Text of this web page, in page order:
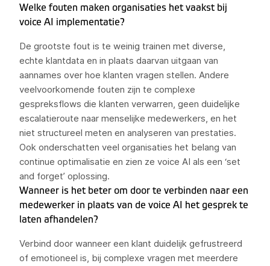
Welke fouten maken organisaties het vaakst bij
voice AI implementatie?
De grootste fout is te weinig trainen met diverse,
echte klantdata en in plaats daarvan uitgaan van
aannames over hoe klanten vragen stellen. Andere
veelvoorkomende fouten zijn te complexe
gespreksflows die klanten verwarren, geen duidelijke
escalatieroute naar menselijke medewerkers, en het
niet structureel meten en analyseren van prestaties.
Ook onderschatten veel organisaties het belang van
continue optimalisatie en zien ze voice AI als een ‘set
and forget’ oplossing.
Wanneer is het beter om door te verbinden naar een
medewerker in plaats van de voice AI het gesprek te
laten afhandelen?
Verbind door wanneer een klant duidelijk gefrustreerd
of emotioneel is, bij complexe vragen met meerdere